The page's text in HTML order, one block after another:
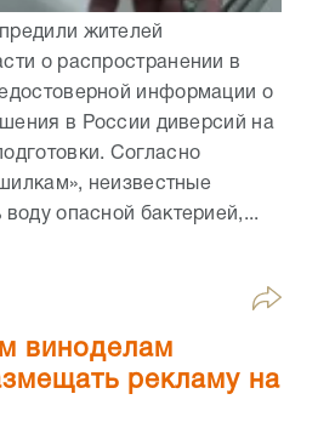
жителей
о распространении в
информации о
в России диверсий на
Согласно
неизвестные
воду опасной бактерией,...
виноделам
рекламу на